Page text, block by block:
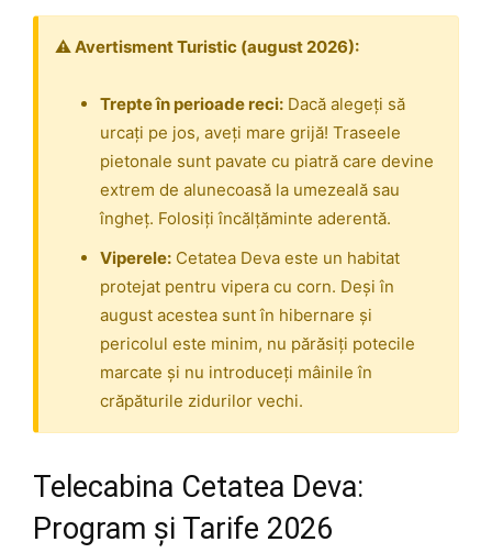
⚠️ Avertisment Turistic (august 2026):
Trepte în perioade reci: Dacă alegeți să
urcați pe jos, aveți mare grijă! Traseele
pietonale sunt pavate cu piatră care devine
extrem de alunecoasă la umezeală sau
îngheț. Folosiți încălțăminte aderentă.
Viperele: Cetatea Deva este un habitat
protejat pentru vipera cu corn. Deși în
august acestea sunt în hibernare și
pericolul este minim, nu părăsiți potecile
marcate și nu introduceți mâinile în
crăpăturile zidurilor vechi.
Telecabina Cetatea Deva:
Program și Tarife 2026